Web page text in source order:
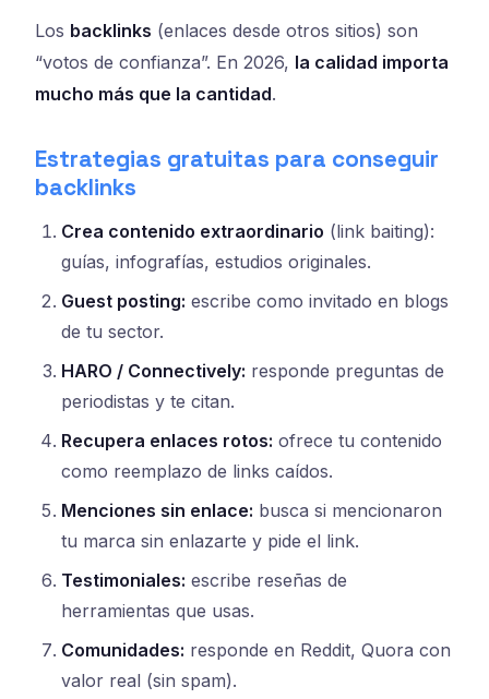
Los backlinks (enlaces desde otros sitios) son
“votos de confianza”. En 2026, la calidad importa
mucho más que la cantidad.
Estrategias gratuitas para conseguir
backlinks
Crea contenido extraordinario (link baiting):
guías, infografías, estudios originales.
Guest posting: escribe como invitado en blogs
de tu sector.
HARO / Connectively: responde preguntas de
periodistas y te citan.
Recupera enlaces rotos: ofrece tu contenido
como reemplazo de links caídos.
Menciones sin enlace: busca si mencionaron
tu marca sin enlazarte y pide el link.
Testimoniales: escribe reseñas de
herramientas que usas.
Comunidades: responde en Reddit, Quora con
valor real (sin spam).